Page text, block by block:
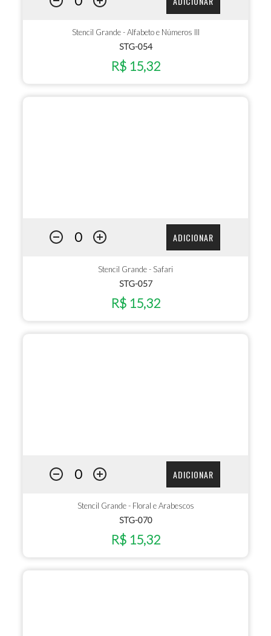
Stencil Grande - Alfabeto e Números III
STG-054
R$ 15,32
ADICIONAR
Stencil Grande - Safari
STG-057
R$ 15,32
ADICIONAR
Stencil Grande - Floral e Arabescos
STG-070
R$ 15,32